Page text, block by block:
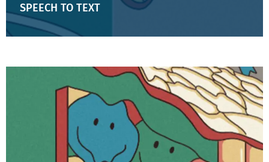
SPEECH TO TEXT